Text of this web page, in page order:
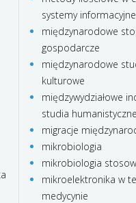
systemy informacyjne
międzynarodowe
gospodarcze
międzynarodowe
kulturowe
międzywydziałowe
studia humanistyczne
migracje
mikrobiologia
mikrobiologia
mikroelektronika w
medycynie